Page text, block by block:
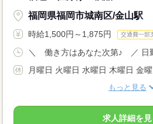
福岡県福岡市城南区/金山駅
時給1,500円～1,875円 交通費一部
＼ 働き方はあなた次第♪ ／ 日
月曜日 火曜日 水曜日 木曜日 金
もっと見る
求人詳細を見